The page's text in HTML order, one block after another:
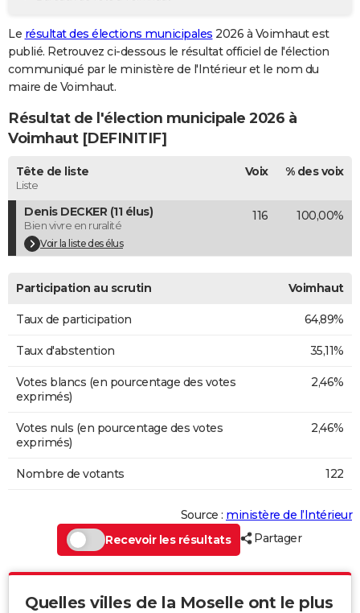
GUIDES D'ACHAT
BONS PLANS
CARTE DE VOEUX
Carte de Noël
Carte Bonne année
Carte Saint-Valentin
Carte Pâques
Carte d'anniversaire
DICTIONNAIRE
Dictionnaire
Biographies
Citations
Expressions
Proverbes
PROGRAMME TV
COPAINS D'AVANT
S'inscrire
Se connecter
Lycées
Collèges
Primaires
Universités
Entreprises
Service militaire
Avis de recherche
AVIS DE DÉCÈS
FORUM
Le résultat des élections municipales 2026 à Voimhaut est
publié. Retrouvez ci-dessous le résultat officiel de l'élection
communiqué par le ministère de l'Intérieur et le nom du
maire de Voimhaut.
Résultat de l'élection municipale 2026 à
Voimhaut [DEFINITIF]
Tête de liste
Liste
Voix % des voix
Denis DECKER (11 élus)
Bien vivre en ruralité
Voir la liste des élus
116 100,00%
Participation au scrutin Voimhaut
Taux de participation 64,89%
Taux d'abstention 35,11%
Votes blancs (en pourcentage des votes
exprimés)
2,46%
Votes nuls (en pourcentage des votes
exprimés)
2,46%
Nombre de votants 122
Source : ministère de l’Intérieur
Recevoir les résultats
Partager
Quelles villes de la Moselle ont le plus